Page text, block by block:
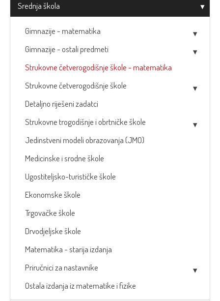
Srednja škola
Gimnazije - matematika
Gimnazije - ostali predmeti
Strukovne četverogodišnje škole - matematika
Strukovne četverogodišnje škole
Detaljno riješeni zadatci
Strukovne trogodišnje i obrtničke škole
Jedinstveni modeli obrazovanja (JMO)
Medicinske i srodne škole
Ugostiteljsko-turističke škole
Ekonomske škole
Trgovačke škole
Drvodjeljske škole
Matematika - starija izdanja
Priručnici za nastavnike
Ostala izdanja iz matematike i fizike